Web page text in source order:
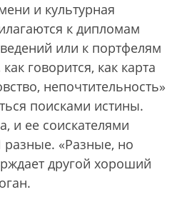
и культурная
к дипломам
или к портфелям
говорится, как карта
непочтительность»
поисками истины.
и ее соискателями
«Разные, но
другой хороший